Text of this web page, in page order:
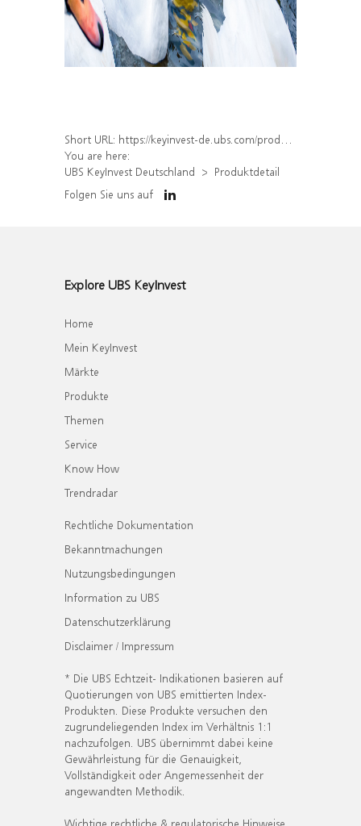
Short URL: https://keyinvest-de.ubs.com/produkt/detail/index/isin/DE000WA4K0J3
You are here:
UBS KeyInvest Deutschland
Produktdetail
Folgen Sie uns auf
Explore UBS KeyInvest
Home
Mein KeyInvest
Märkte
Produkte
Themen
Service
Know How
Trendradar
Rechtliche Dokumentation
Bekanntmachungen
Nutzungsbedingungen
Information zu UBS
Datenschutzerklärung
Disclaimer / Impressum
* Die UBS Echtzeit- Indikationen basieren auf
Quotierungen von UBS emittierten Index-
Produkten. Diese Produkte versuchen den
zugrundeliegenden Index im Verhältnis 1:1
nachzufolgen. UBS übernimmt dabei keine
Gewährleistung für die Genauigkeit,
Vollständigkeit oder Angemessenheit der
angewandten Methodik.